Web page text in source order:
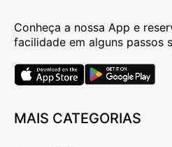
Conheça a nossa App e
facilidade em alguns passos
MAIS CATEGORIAS